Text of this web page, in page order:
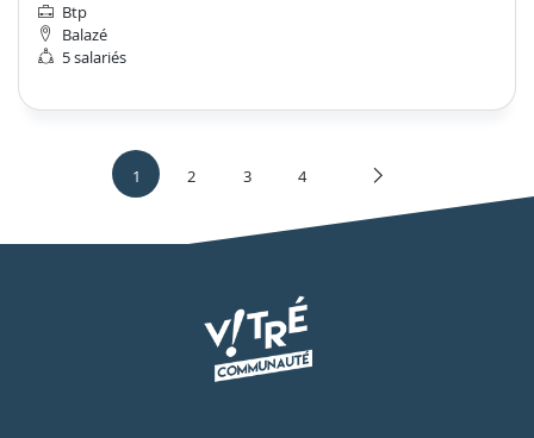
Btp
Balazé
5 salariés
1 2 3 4